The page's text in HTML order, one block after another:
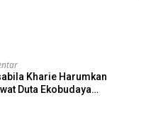
Kharie Harumkan
Duta Ekobudaya